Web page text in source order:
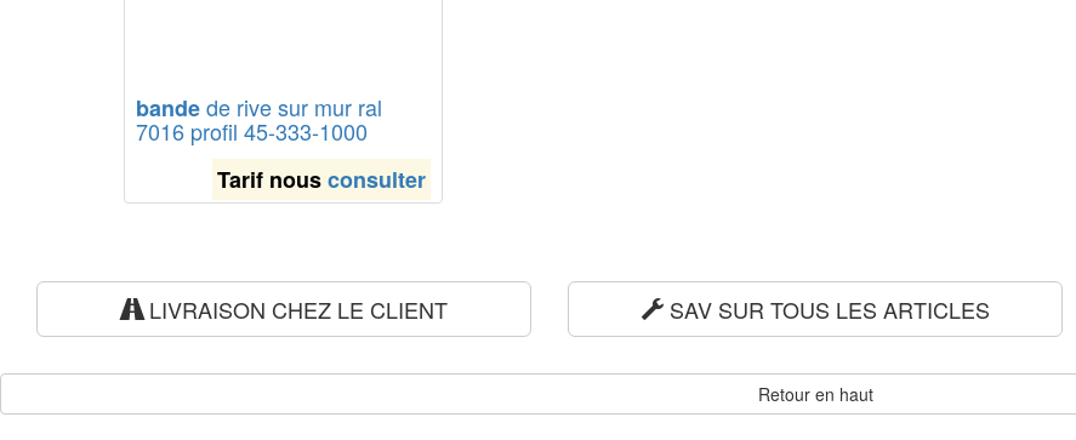
bandede rive sur mur ral
7016 profil 45-333-1000
Tarif nousconsulter
LIVRAISON CHEZ LE CLIENT SAV SUR TOUS LES ARTICLES
Retour en haut